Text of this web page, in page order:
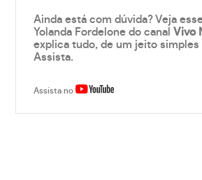
Ainda está com dúvida? Veja
Yolanda Fordelone do canalVivo
explica tudo, de um jeito simples
Assista.
Assista no